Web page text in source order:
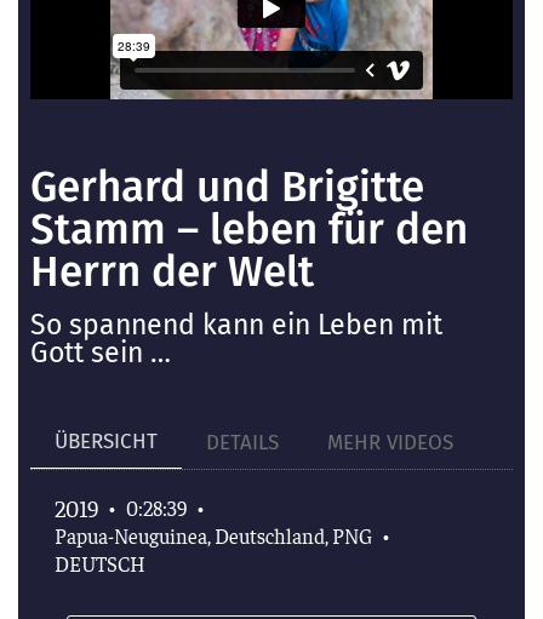
Gerhard und Brigitte
Stamm – leben für den
Herrn der Welt
So spannend kann ein Leben mit
Gott sein …
ÜBERSICHT DETAILS MEHR VIDEOS
2019 • 0:28:39 •
Papua-Neuguinea, Deutschland, PNG •
DEUTSCH